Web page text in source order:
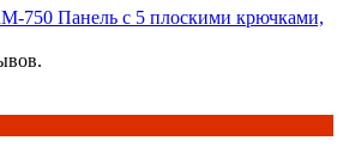
750 Панель с 5 плоскими крючками,